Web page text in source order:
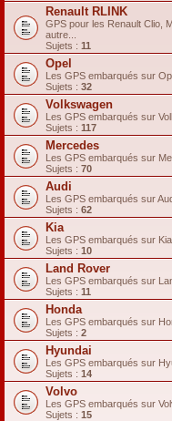
Renault RLINK
GPS pour les Renault Clio,
autre...
Sujets : 11
Opel
Les GPS embarqués sur
Sujets : 32
Volkswagen
Les GPS embarqués sur
Sujets : 117
Mercedes
Les GPS embarqués sur
Sujets : 70
Audi
Les GPS embarqués sur
Sujets : 62
Kia
Les GPS embarqués sur
Sujets : 10
Land Rover
Les GPS embarqués sur
Sujets : 11
Honda
Les GPS embarqués sur
Sujets : 2
Hyundai
Les GPS embarqués sur
Sujets : 14
Volvo
Les GPS embarqués sur
Sujets : 15